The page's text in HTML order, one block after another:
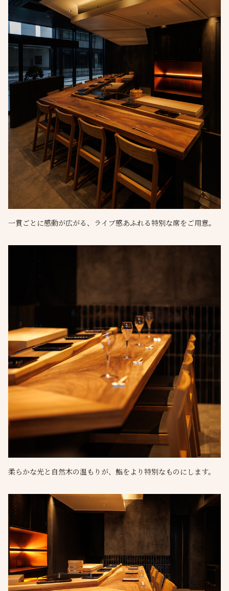
一貫ごとに感動が広がる、ライブ感あふれる特別な席をご用意。
柔らかな光と自然木の温もりが、鮨をより特別なものにします。